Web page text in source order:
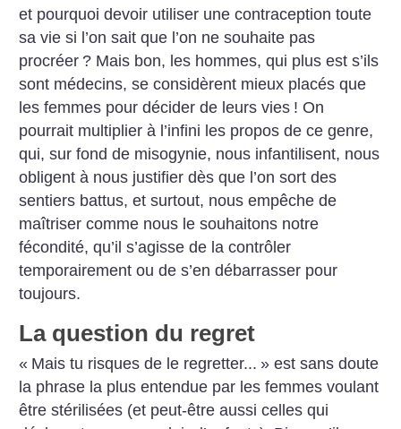
et pourquoi devoir utiliser une contraception toute
sa vie si l’on sait que l’on ne souhaite pas
procréer ? Mais bon, les hommes, qui plus est s’ils
sont médecins, se considèrent mieux placés que
les femmes pour décider de leurs vies ! On
pourrait multiplier à l’infini les propos de ce genre,
qui, sur fond de misogynie, nous infantilisent, nous
obligent à nous justifier dès que l’on sort des
sentiers battus, et surtout, nous empêche de
maîtriser comme nous le souhaitons notre
fécondité, qu’il s’agisse de la contrôler
temporairement ou de s’en débarrasser pour
toujours.
La question du regret
« Mais tu risques de le regretter... » est sans doute
la phrase la plus entendue par les femmes voulant
être stérilisées (et peut-être aussi celles qui